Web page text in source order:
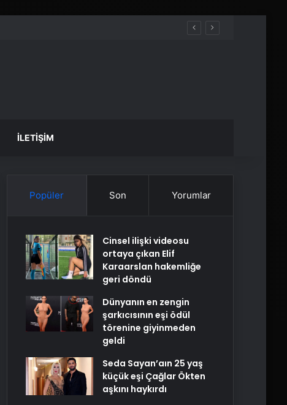
İLETIŞIM
Popüler Son Yorumlar
Cinsel ilişki videosu
ortaya çıkan Elif
Karaarslan hakemliğe
geri döndü
Dünyanın en zengin
şarkıcısının eşi ödül
törenine giyinmeden
geldi
Seda Sayan’aın 25 yaş
küçük eşi Çağlar Ökten
aşkını haykırdı